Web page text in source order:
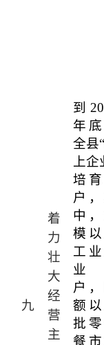
九
着
力
壮
大
经
营
主
到
年底
全县
上企
培育
户
中
模
工
户
额
批
餐